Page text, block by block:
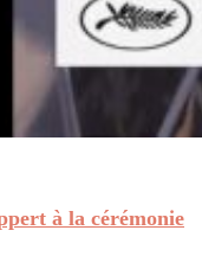
à la cérémonie